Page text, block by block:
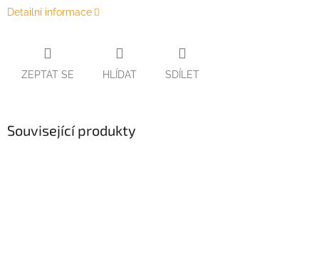
Detailní informace
ZEPTAT SE HLÍDAT SDÍLET
Související produkty